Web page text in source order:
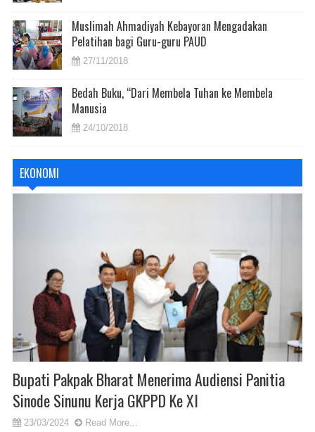
Muslimah Ahmadiyah Kebayoran Mengadakan
Pelatihan bagi Guru-guru PAUD
27/11/2018
Bedah Buku, “Dari Membela Tuhan ke Membela
Manusia
24/10/2018
EKONOMI
Bupati Pakpak Bharat Menerima Audiensi Panitia
Sinode Sinunu Kerja GKPPD Ke XI
23/03/2024 Read More...